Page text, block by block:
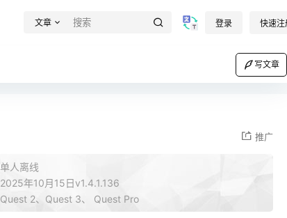
文章 登录 快速注
写文章
推广
单人离线
2025年10月15日v1.4.1.136
Quest 2、Quest 3、 Quest Pro